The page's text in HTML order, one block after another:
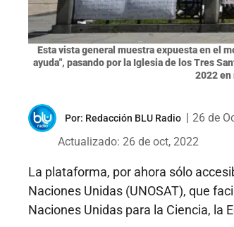
Esta vista general muestra expuesta en el
ayuda", pasando por la Iglesia de los Tres
2022 en
Por: Redacción BLU Radio
26 de
Actualizado: 26 de oct, 2022
La plataforma, por ahora sólo
Naciones Unidas (UNOSAT), que
Naciones Unidas para la Ciencia, la